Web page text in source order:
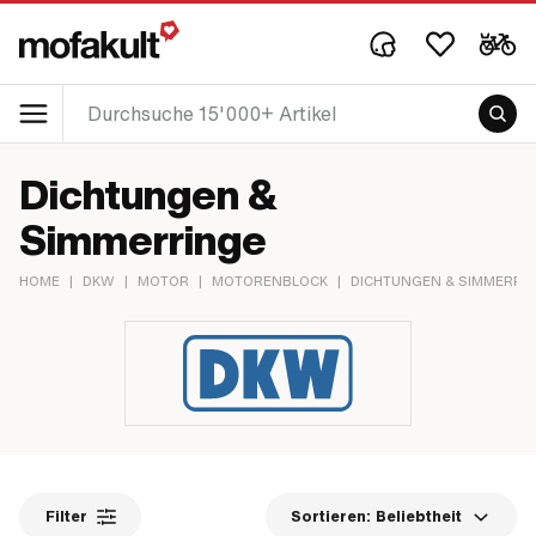
Dichtungen &
Simmerringe
HOME | DKW | MOTOR | MOTORENBLOCK | DICHTUNGEN &
Filter Sortieren: Beliebtheit